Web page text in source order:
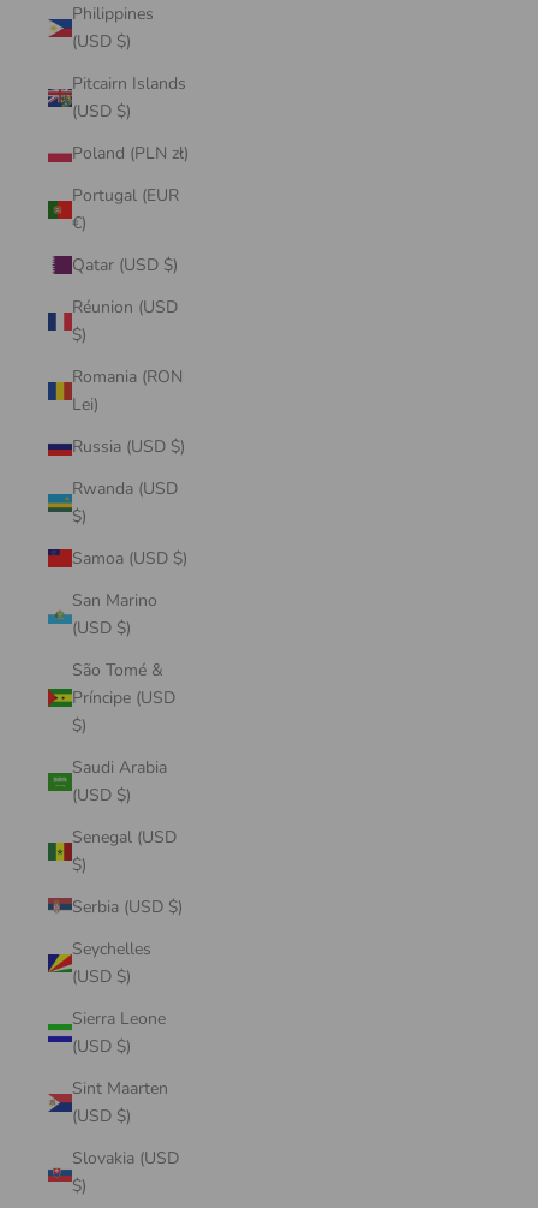
Philippines
(USD $)
Pitcairn Islands
(USD $)
Poland (PLN zł)
Portugal (EUR
€)
Qatar (USD $)
Réunion (USD
$)
Romania (RON
Lei)
Russia (USD $)
Rwanda (USD
$)
Samoa (USD $)
San Marino
(USD $)
São Tomé &
Príncipe (USD
$)
Saudi Arabia
(USD $)
Senegal (USD
$)
Serbia (USD $)
Seychelles
(USD $)
Sierra Leone
(USD $)
Sint Maarten
(USD $)
Slovakia (USD
$)